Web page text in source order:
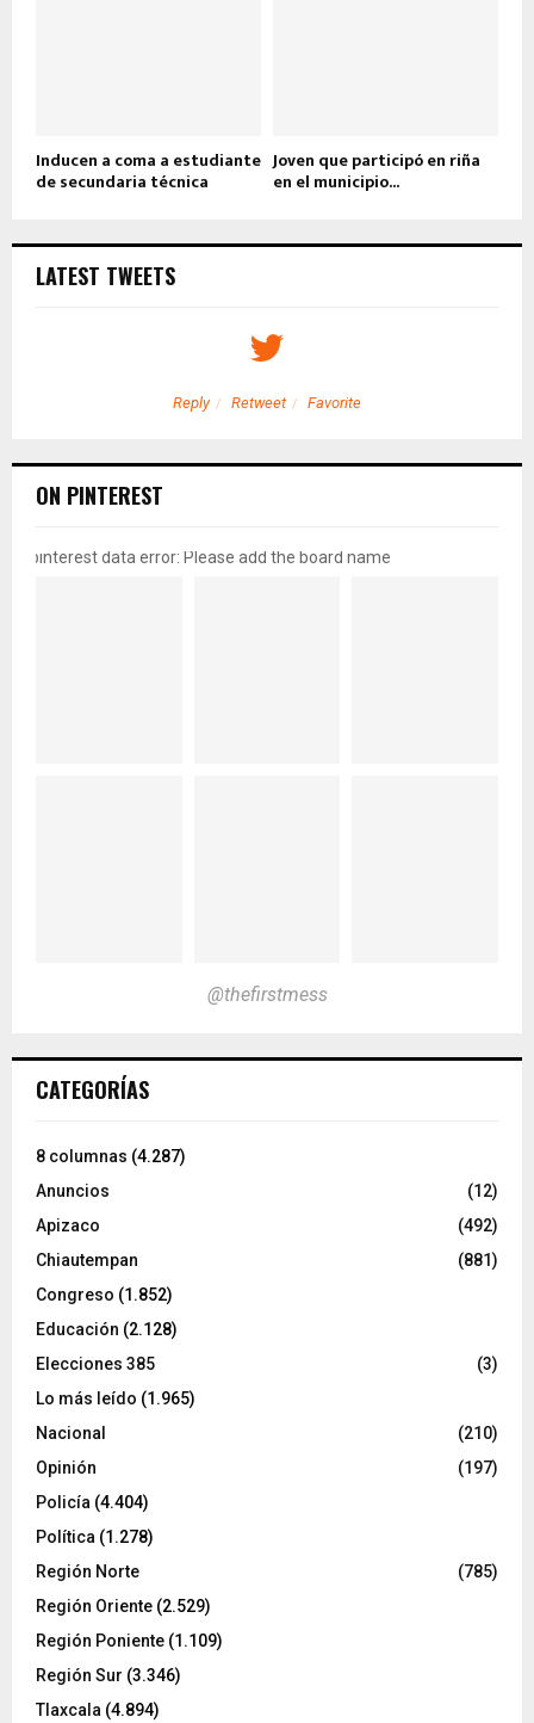
Inducen a coma a estudiante
de secundaria técnica
Joven que participó en riña
en el municipio...
LATEST TWEETS
Reply Retweet Favorite
ON PINTEREST
pinterest data error: Please add the board name
@thefirstmess
CATEGORÍAS
8 columnas (4.287)
Anuncios
(12)
Apizaco
(492)
Chiautempan
(881)
Congreso (1.852)
Educación (2.128)
Elecciones 385
(3)
Lo más leído (1.965)
Nacional
(210)
Opinión
(197)
Policía (4.404)
Política (1.278)
Región Norte
(785)
Región Oriente (2.529)
Región Poniente (1.109)
Región Sur (3.346)
Tlaxcala (4.894)